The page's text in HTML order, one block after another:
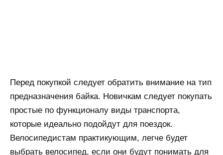
Перед покупкой следует обратить внимание на тип
предназначения байка. Новичкам следует покупать
простые по функционалу виды транспорта,
которые идеально подойдут для поездок.
Велосипедистам практикующим, легче будет
выбрать велосипед, если они будут понимать для